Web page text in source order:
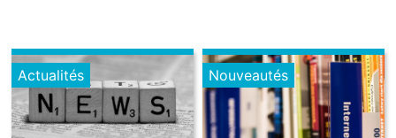
Actualités Nouveautés